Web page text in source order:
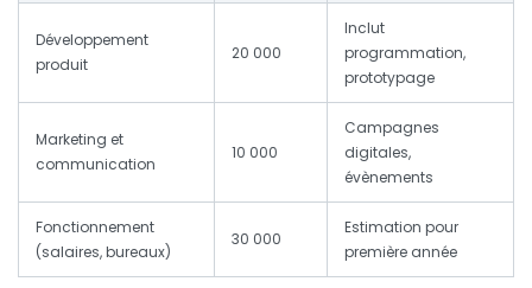
Développement
produit
20 000
Inclut
programmation,
prototypage
Marketing et
communication
10 000
Campagnes
digitales,
évènements
Fonctionnement
(salaires, bureaux)
30 000
Estimation pour
première année